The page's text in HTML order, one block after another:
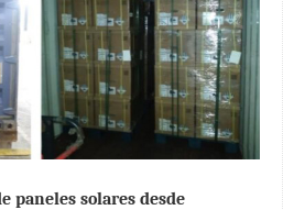
paneles solares desde